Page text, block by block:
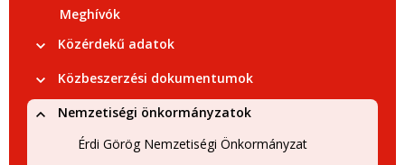
Meghívók
Közérdekű adatok
Közbeszerzési dokumentumok
Nemzetiségi önkormányzatok
Érdi Görög Nemzetiségi Önkormányzat